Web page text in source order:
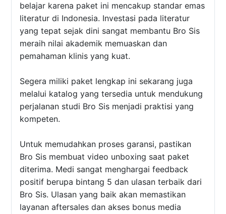
belajar karena paket ini mencakup standar emas
literatur di Indonesia. Investasi pada literatur
yang tepat sejak dini sangat membantu Bro Sis
meraih nilai akademik memuaskan dan
pemahaman klinis yang kuat.
Segera miliki paket lengkap ini sekarang juga
melalui katalog yang tersedia untuk mendukung
perjalanan studi Bro Sis menjadi praktisi yang
kompeten.
Untuk memudahkan proses garansi, pastikan
Bro Sis membuat video unboxing saat paket
diterima. Medi sangat menghargai feedback
positif berupa bintang 5 dan ulasan terbaik dari
Bro Sis. Ulasan yang baik akan memastikan
layanan aftersales dan akses bonus media